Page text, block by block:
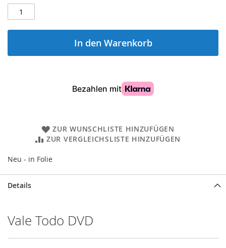
In den Warenkorb
ZUR WUNSCHLISTE HINZUFÜGEN
ZUR VERGLEICHSLISTE HINZUFÜGEN
Neu - in Folie
Details
Vale Todo DVD